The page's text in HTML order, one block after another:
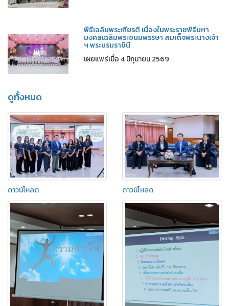
พิธีเฉลิมพระเกียรติ เนื่องในพระราชพิธีมหา
มงคลเฉลิมพระชนมพรรษา สมเด็จพระนางเจ้า
ฯ พระบรมราชินี
เผยแพร่เมื่อ 4 มิถุนายน 2569
ดูทั้งหมด
ดาวน์โหลด ดาวน์โหลด